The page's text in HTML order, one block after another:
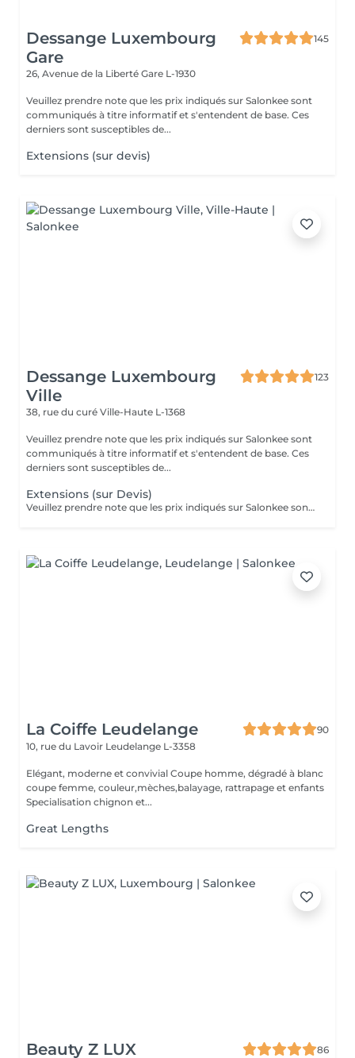
Dessange Luxembourg
Gare
145
26, Avenue de la Liberté Gare L-1930
Veuillez prendre note que les prix indiqués sur Salonkee sont
communiqués à titre informatif et s'entendent de base. Ces
derniers sont susceptibles de...
Extensions (sur devis)
Dessange Luxembourg
Ville
123
38, rue du curé Ville-Haute L-1368
Veuillez prendre note que les prix indiqués sur Salonkee sont
communiqués à titre informatif et s'entendent de base. Ces
derniers sont susceptibles de...
Extensions (sur Devis)
Veuillez prendre note que les prix indiqués sur Salonkee sont communiqués à titre informatif et s'entendent de base. Ces derniers sont susceptibles de varier selon le diagnostic réalisé à votre arrivée au salon et l'expertise du professionnel à qui vous confiez votre beauté. Dans tous les cas, un devis précis vous sera proposé et toutes réalisations de prestations seront effectuées avec votre accord.
La Coiffe Leudelange
90
10, rue du Lavoir Leudelange L-3358
Elégant, moderne et convivial Coupe homme, dégradé à blanc
coupe femme, couleur,mèches,balayage, rattrapage et enfants
Specialisation chignon et...
Great Lengths
Beauty Z LUX
86